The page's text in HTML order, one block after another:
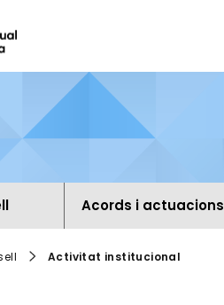
Acords i actuacions
Activitat institucional